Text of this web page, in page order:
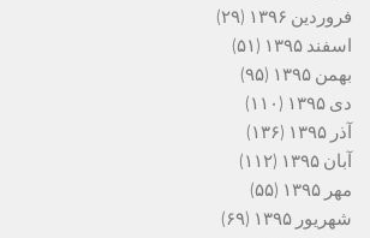
فروردین ۱۳۹۶
(۲۹)
اسفند ۱۳۹۵
(۵۱)
بهمن ۱۳۹۵
(۹۵)
دی ۱۳۹۵
(۱۱۰)
آذر ۱۳۹۵
(۱۳۶)
آبان ۱۳۹۵
(۱۱۲)
مهر ۱۳۹۵
(۵۵)
شهریور ۱۳۹۵
(۶۹)